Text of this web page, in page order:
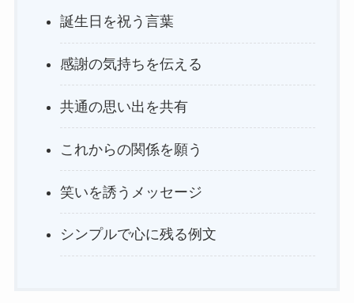
誕生日を祝う言葉
感謝の気持ちを伝える
共通の思い出を共有
これからの関係を願う
笑いを誘うメッセージ
シンプルで心に残る例文